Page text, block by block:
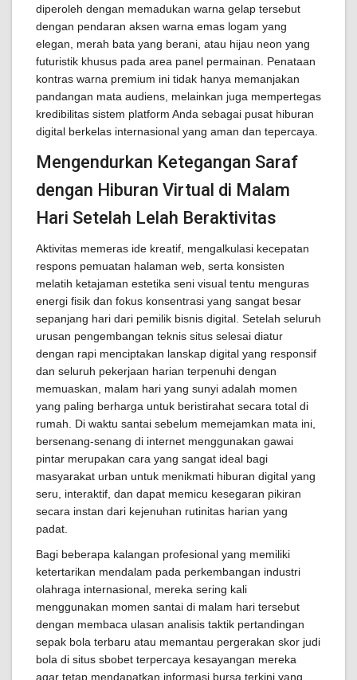
diperoleh dengan memadukan warna gelap tersebut
dengan pendaran aksen warna emas logam yang
elegan, merah bata yang berani, atau hijau neon yang
futuristik khusus pada area panel permainan. Penataan
kontras warna premium ini tidak hanya memanjakan
pandangan mata audiens, melainkan juga mempertegas
kredibilitas sistem platform Anda sebagai pusat hiburan
digital berkelas internasional yang aman dan tepercaya.
Mengendurkan Ketegangan Saraf
dengan Hiburan Virtual di Malam
Hari Setelah Lelah Beraktivitas
Aktivitas memeras ide kreatif, mengalkulasi kecepatan
respons pemuatan halaman web, serta konsisten
melatih ketajaman estetika seni visual tentu menguras
energi fisik dan fokus konsentrasi yang sangat besar
sepanjang hari dari pemilik bisnis digital. Setelah seluruh
urusan pengembangan teknis situs selesai diatur
dengan rapi menciptakan lanskap digital yang responsif
dan seluruh pekerjaan harian terpenuhi dengan
memuaskan, malam hari yang sunyi adalah momen
yang paling berharga untuk beristirahat secara total di
rumah. Di waktu santai sebelum memejamkan mata ini,
bersenang-senang di internet menggunakan gawai
pintar merupakan cara yang sangat ideal bagi
masyarakat urban untuk menikmati hiburan digital yang
seru, interaktif, dan dapat memicu kesegaran pikiran
secara instan dari kejenuhan rutinitas harian yang
padat.
Bagi beberapa kalangan profesional yang memiliki
ketertarikan mendalam pada perkembangan industri
olahraga internasional, mereka sering kali
menggunakan momen santai di malam hari tersebut
dengan membaca ulasan analisis taktik pertandingan
sepak bola terbaru atau memantau pergerakan skor judi
bola di situs sbobet terpercaya kesayangan mereka
agar tetap mendapatkan informasi bursa terkini yang